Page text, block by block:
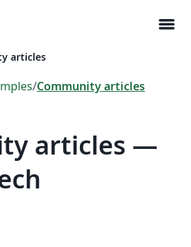
menu
articles
/Community articles
articles —